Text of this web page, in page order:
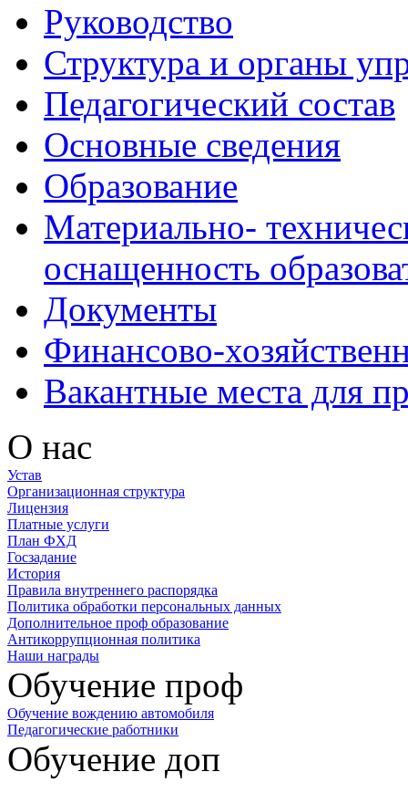
Руководство
Структура и органы
Педагогический состав
Основные сведения
Образование
Материально-
оснащенность
Документы
Финансово-
Вакантные места для
О нас
Устав
Организационная структура
Лицензия
Платные услуги
План ФХД
Госзадание
История
Правила внутреннего распорядка
Политика обработки персональных данных
Дополнительное проф образование
Антикоррупционная политика
Наши награды
Обучение проф
Обучение вождению автомобиля
Педагогические работники
Обучение доп